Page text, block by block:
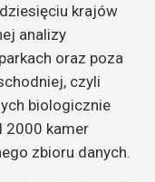
krajów
analizy
oraz poza
czyli
biologicznie
2000 kamer
zbioru danych.